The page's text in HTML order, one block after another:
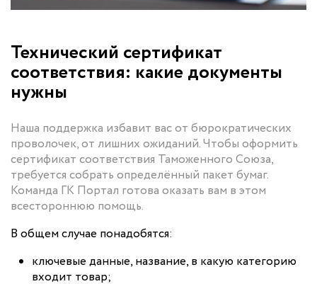
Технический сертификат
соответствия: какие документы
нужны
Наша поддержка избавит вас от бюрократических
проволочек, от лишних ожиданий. Чтобы оформить
сертификат соответствия Таможенного Союза,
требуется собрать определённый пакет бумаг.
Команда ГК Портал готова оказать вам в этом
всестороннюю помощь.
В общем случае понадобятся:
ключевые данные, название, в какую категорию
входит товар;